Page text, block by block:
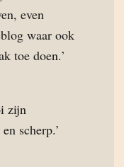
even
waar ook
toe doen.’
zijn
scherp.’